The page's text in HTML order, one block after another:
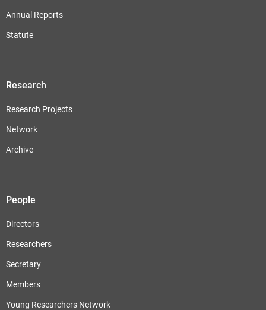
Annual Reports
Statute
Research
Research Projects
Network
Archive
People
Directors
Researchers
Secretary
Members
Young Researchers Network